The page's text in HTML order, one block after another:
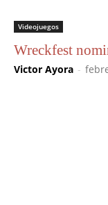
Videojuegos
Wreckfest
Victor Ayora -